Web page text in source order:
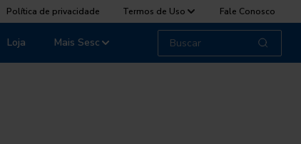
Política de privacidade Termos de Uso Fale Conosco
Loja Mais Sesc